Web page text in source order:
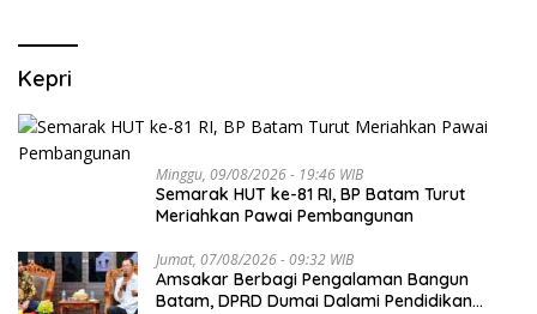
Kepri
Minggu, 09/08/2026 - 19:46 WIB
Semarak HUT ke-81 RI, BP Batam Turut
Meriahkan Pawai Pembangunan
Jumat, 07/08/2026 - 09:32 WIB
Amsakar Berbagi Pengalaman Bangun
Batam, DPRD Dumai Dalami Pendidikan